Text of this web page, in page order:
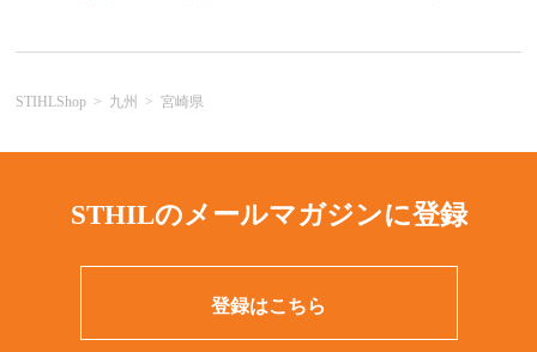
STIHLShop 九州 宮崎県
STHILのメールマガジンに登録
登録はこちら